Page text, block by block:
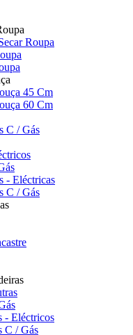
Roupa
45 Cm
60 Cm
C / Gás
- Eléctricas
C / Gás
- Eléctricos
C / Gás